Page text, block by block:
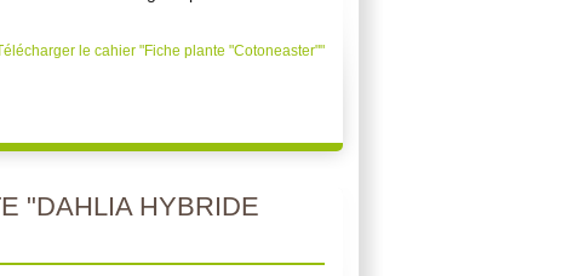
le cahier "Fiche plante "Cotoneaster""
"DAHLIA HYBRIDE